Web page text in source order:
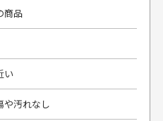
商品
い
や汚れなし